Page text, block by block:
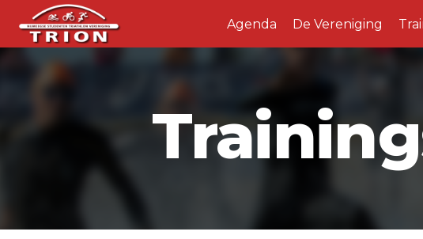
Agenda De Vereniging